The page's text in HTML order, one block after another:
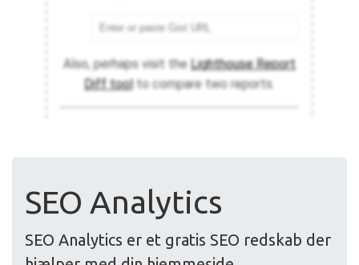
SEO Analytics
SEO Analytics er et gratis SEO redskab der